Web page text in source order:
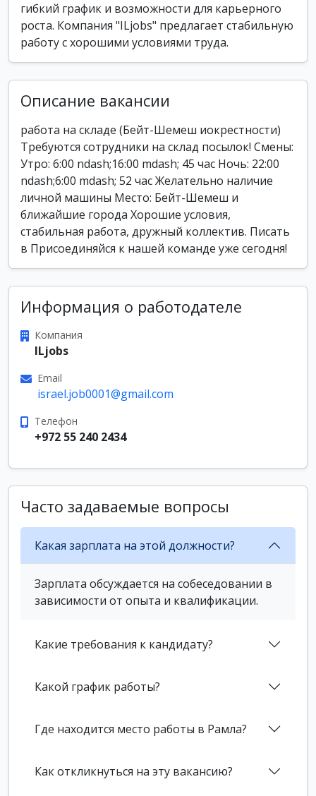
гибкий график и возможности для карьерного
роста. Компания "ILjobs" предлагает стабильную
работу с хорошими условиями труда.
Описание вакансии
работа на складе (Бейт-Шемеш иокрестности)
Требуются сотрудники на склад посылок! Смены:
Утро: 6:00 ndash;16:00 mdash; 45 час Ночь: 22:00
ndash;6:00 mdash; 52 час Желательно наличие
личной машины Место: Бейт-Шемеш и
ближайшие города Хорошие условия,
стабильная работа, дружный коллектив. Писать
в Присоединяйся к нашей команде уже сегодня!
Информация о работодателе
Компания
ILjobs
Email
israel.job0001@gmail.com
Телефон
+972 55 240 2434
Часто задаваемые вопросы
Какая зарплата на этой должности?
Зарплата обсуждается на собеседовании в
зависимости от опыта и квалификации.
Какие требования к кандидату?
Какой график работы?
Где находится место работы в Рамла?
Как откликнуться на эту вакансию?